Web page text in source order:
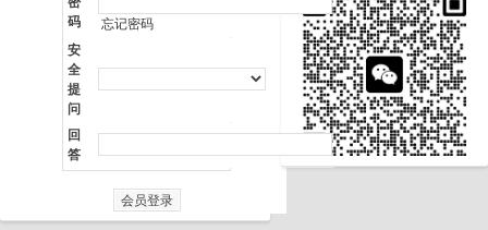
码
忘记密码
安
全
提
问
回
答